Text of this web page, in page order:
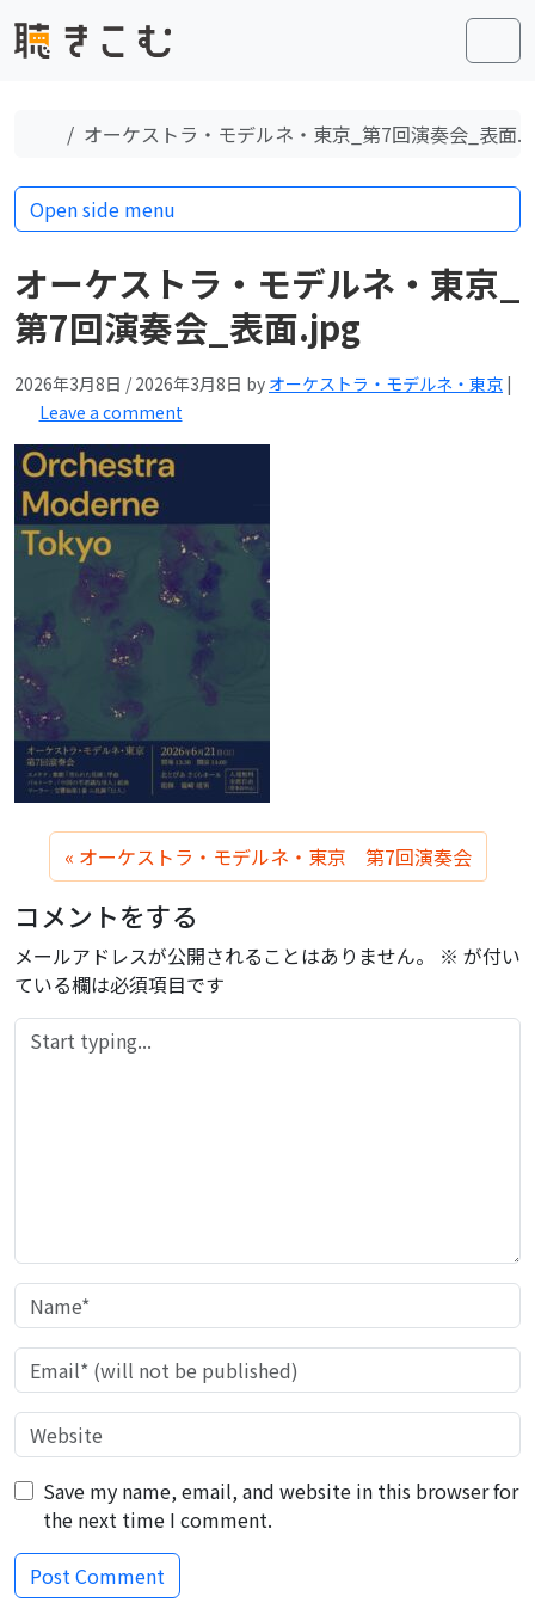
Home
オーケストラ・モデルネ・東京_第7回演奏会_表面
オーケストラ・モデルネ・東京_
第7回演奏会_表面.jpg
2026年3月8日 / 2026年3月8日 by オーケストラ・モデルネ・東京 |
Leave a comment
オーケストラ・モデルネ・東京 第7回演奏会
コメントをする
メールアドレスが公開されることはありません。 ※ が付い
ている欄は必須項目です
Save my name, email, and website in this browser for
the next time I comment.
Open side menu